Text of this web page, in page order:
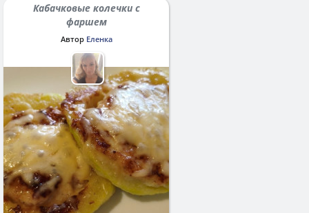
Кабачковые колечки с
фаршем
Автор Еленка